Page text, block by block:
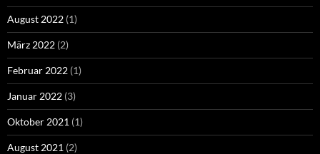
August 2022 (1)
März 2022 (2)
Februar 2022 (1)
Januar 2022 (3)
Oktober 2021 (1)
August 2021 (2)